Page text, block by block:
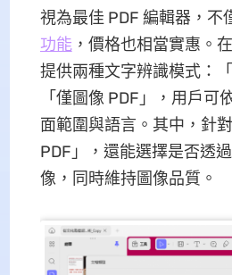
視為最佳 PDF 編輯器，不
功能，價格也相當實惠。
提供兩種文字辨識模式：
「僅圖像 PDF」，用戶可
面範圍與語言。其中，針
PDF」，還能選擇是否透
像，同時維持圖像品質。